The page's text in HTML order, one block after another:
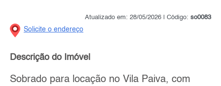
Atualizado em: 28/05/2026 | Código: so0083
Solicite o endereço
Descrição do Imóvel
Sobrado para locação no Vila Paiva, com